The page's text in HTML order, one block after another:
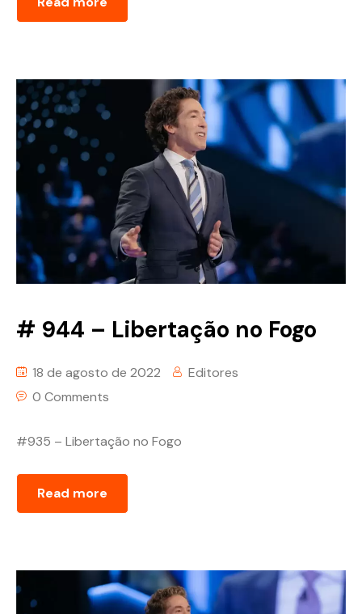
# 944 – Libertação no Fogo
18 de agosto de 2022
Editores
0 Comments
#935 – Libertação no Fogo
Read more